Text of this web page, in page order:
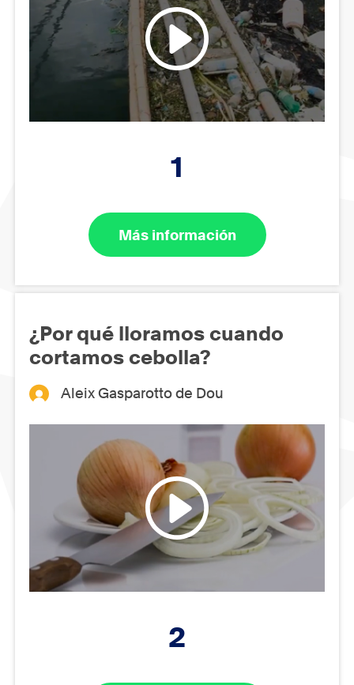
1
Más información
¿Por qué lloramos cuando
cortamos cebolla?
Aleix Gasparotto de Dou
2